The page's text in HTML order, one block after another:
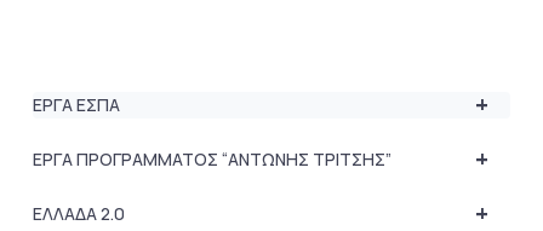
+
ΕΡΓΑ ΕΣΠΑ
+
ΕΡΓΑ ΠΡΟΓΡΑΜΜΑΤΟΣ “ΑΝΤΩΝΗΣ ΤΡΙΤΣΗΣ”
+
ΕΛΛΑΔΑ 2.0